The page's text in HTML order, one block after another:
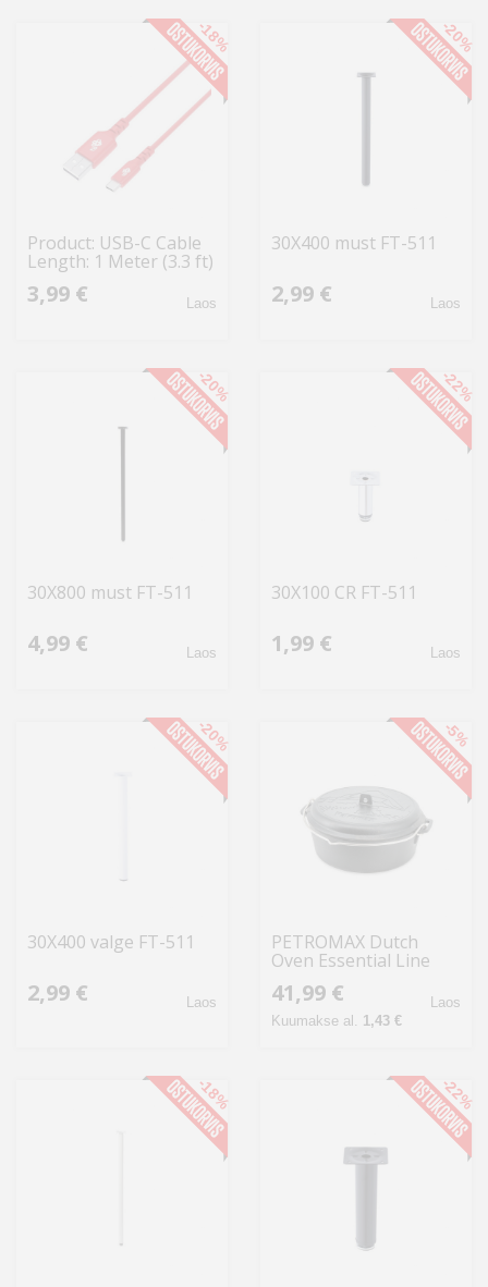
Product: USB-C Cable
Length: 1 Meter (3.3 ft)
Color:
3,99 € Laos
-18%
30X400 must FT-511
2,99 € Laos
-20%
30X800 must FT-511
4,99 € Laos
-20%
30X100 CR FT-511
1,99 € Laos
-22%
30X400 valge FT-511
2,99 € Laos
-20%
PETROMAX Dutch
Oven Essential Line
41,99 €
Kuumakse al. 1,43 €
Laos
-5%
-18% -22%